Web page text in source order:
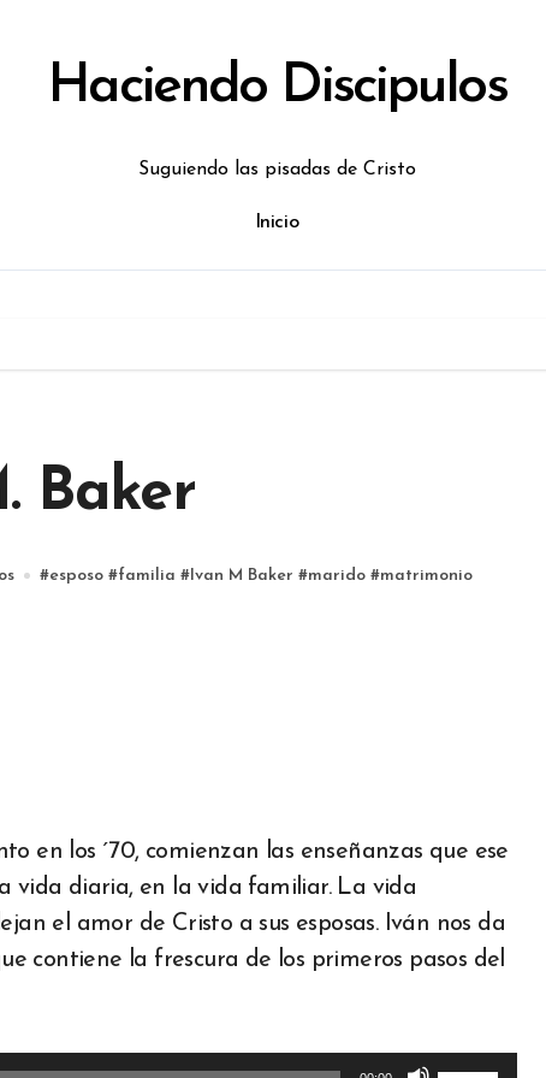
Haciendo Discipulos
Suguiendo las pisadas de Cristo
Inicio
Baker
#esposo #familia # Ivan M Baker #marido #matrimonio
en los ´70, comienzan las enseñanzas que ese
vida diaria, en la vida familiar. La vida
el amor de Cristo a sus esposas. Iván nos da
contiene la frescura de los primeros pasos del
Utiliza